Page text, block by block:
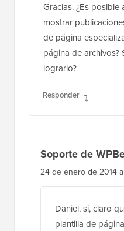
Gracias. ¿Es
mostrar
de página
página de archivos?
lograrlo?
Responder
Soporte de
24 de enero de 2014
Daniel, sí, claro
plantilla de